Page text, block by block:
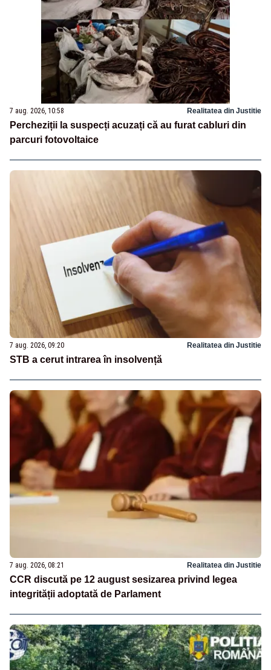
7 aug. 2026, 10:58 Realitatea din Justitie
Percheziții la suspecți acuzați că au furat cabluri din
parcuri fotovoltaice
7 aug. 2026, 09:20 Realitatea din Justitie
STB a cerut intrarea în insolvență
7 aug. 2026, 08:21 Realitatea din Justitie
CCR discută pe 12 august sesizarea privind legea
integrității adoptată de Parlament